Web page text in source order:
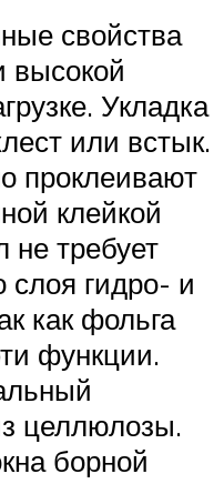
свойства
высокой
Укладка
или встык.
проклеивают
клейкой
требует
слоя гидро- и
как фольга
функции.
целлюлозы.
борной